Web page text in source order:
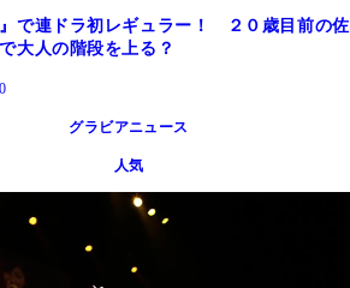
』で連ドラ初レギュラー！ ２０歳目前の佐
大人の階段を上る？
グラビアニュース
人気